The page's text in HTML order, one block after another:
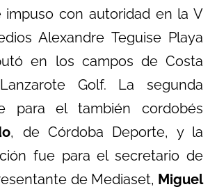
impuso con autoridad en la V
Alexandre Teguise Playa
en los campos de Costa
Golf. La segunda
para el también cordobés
, de Córdoba Deporte, y la
fue para el secretario de
de Mediaset, Miguel